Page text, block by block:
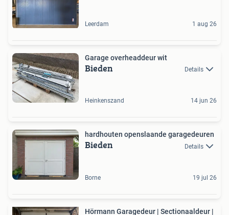
Leerdam 1 aug 26
Garage overheaddeur wit
Bieden Details
Heinkenszand 14 jun 26
hardhouten openslaande garagedeuren
Bieden Details
Borne 19 jul 26
Hörmann Garagedeur | Sectionaaldeur |